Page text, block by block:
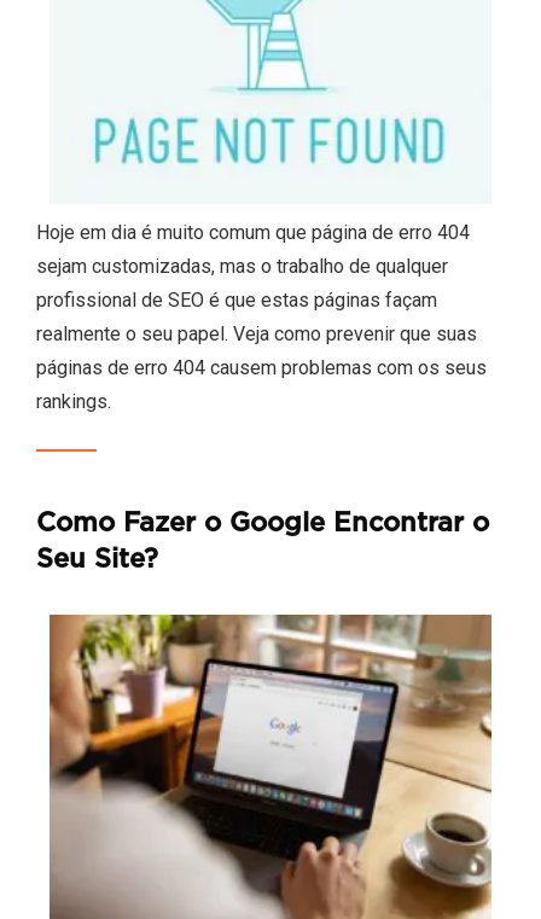
Hoje em dia é muito comum que página de erro 404
sejam customizadas, mas o trabalho de qualquer
profissional de SEO é que estas páginas façam
realmente o seu papel. Veja como prevenir que suas
páginas de erro 404 causem problemas com os seus
rankings.
Como Fazer o Google Encontrar o
Seu Site?